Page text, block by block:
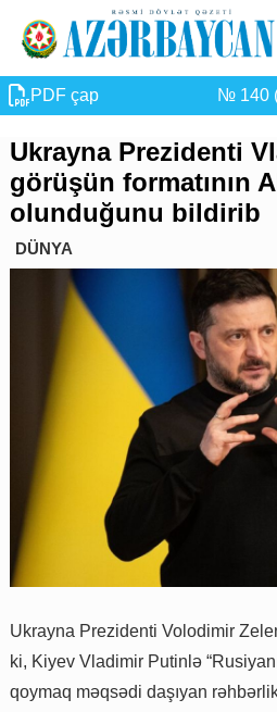
PDF çap № 140
Ukrayna Prezidenti
görüşün formatının
olunduğunu bildirib
DÜNYA
Ukrayna Prezidenti Volodimir
ki, Kiyev Vladimir Putinlə
qoymaq məqsədi daşıyan